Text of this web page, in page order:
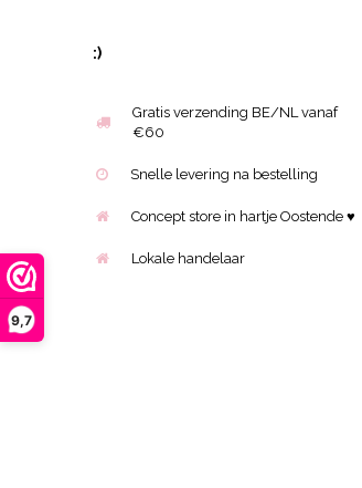
9,7
:)
Gratis verzending BE/NL vanaf
€60
Snelle levering na bestelling
Concept store in hartje Oostende ♥
Lokale handelaar